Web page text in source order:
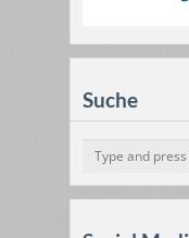
Suche